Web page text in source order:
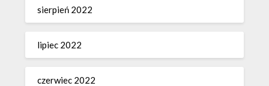
sierpień 2022
lipiec 2022
czerwiec 2022